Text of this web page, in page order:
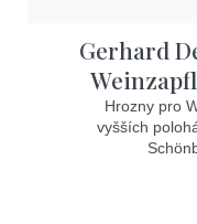
Gerhard
Hrozny pro
vyšších